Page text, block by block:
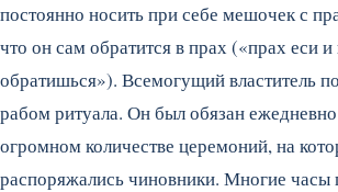
постоянно носить при себе мешочек с
что он сам обратится в прах («прах еси и
обратишься»). Всемогущий властитель
рабом ритуала. Он был обязан ежедневно
огромном количестве церемоний, на
распоряжались чиновники. Многие часы